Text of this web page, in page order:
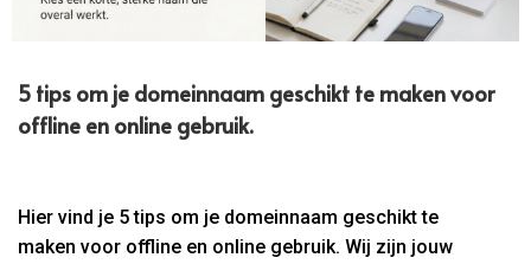
5 tips om je domeinnaam geschikt te maken voor
offline en online gebruik.
Hier vind je 5 tips om je domeinnaam geschikt te
maken voor offline en online gebruik. Wij zijn jouw